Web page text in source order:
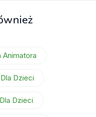
Animatora
Dzieci
Dzieci